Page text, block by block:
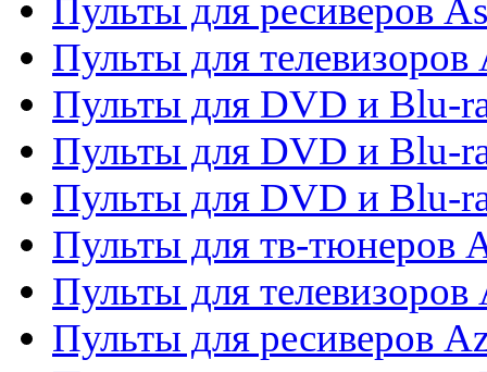
Пульты для ресиверов
Пульты для телевизоров
Пульты для DVD и Blu-
Пульты для DVD и Blu-
Пульты для DVD и Blu-
Пульты для тв-тюнеров
Пульты для телевизоров
Пульты для ресиверов